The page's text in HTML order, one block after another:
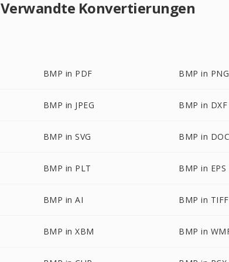
Verwandte Konvertierungen
BMP in PDF BMP in PNG
BMP in JPEG BMP in DXF
BMP in SVG BMP in
BMP in PLT BMP in EPS
BMP in AI BMP in TIFF
BMP in XBM BMP in